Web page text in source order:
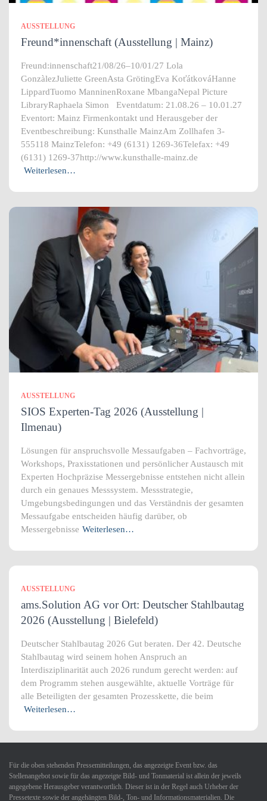
AUSSTELLUNG
Freund*innenschaft (Ausstellung | Mainz)
Freund:innenschaft21/08/26–10/01/27 Lola
GonzàlezJuliette GreenAsta GrötingEva KoťátkováHanne
LippardTuomo ManninenRoxane MbangaNepal Picture
LibraryRaphaela Simon Eventdatum: 21.08.26 – 10.01.27
Eventort: Mainz Firmenkontakt und Herausgeber der
Eventbeschreibung: Kunsthalle MainzAm Zollhafen 3-
555118 MainzTelefon: +49 (6131) 1269-36Telefax: +49
(6131) 1269-37http://www.kunsthalle-mainz.de
Weiterlesen…
AUSSTELLUNG
SIOS Experten-Tag 2026 (Ausstellung |
Ilmenau)
Lösungen für anspruchsvolle Messaufgaben – Fachvorträge,
Workshops, Praxisstationen und persönlicher Austausch mit
Experten Hochpräzise Messergebnisse entstehen nicht allein
durch ein genaues Messsystem. Messstrategie,
Umgebungsbedingungen und das Verständnis der gesamten
Messaufgabe entscheiden häufig darüber, ob
Messergebnisse Weiterlesen…
AUSSTELLUNG
ams.Solution AG vor Ort: Deutscher Stahlbautag
2026 (Ausstellung | Bielefeld)
Deutscher Stahlbautag 2026 Gut beraten. Der 42. Deutsche
Stahlbautag wird seinem hohen Anspruch an
Interdisziplinarität auch 2026 rundum gerecht werden: auf
dem Programm stehen ausgewählte, aktuelle Vorträge für
alle Beteiligten der gesamten Prozesskette, die beim
Weiterlesen…
Für die oben stehenden Pressemitteilungen, das angezeigte Event bzw. das
Stellenangebot sowie für das angezeigte Bild- und Tonmaterial ist allein der jeweils
angegebene Herausgeber verantwortlich. Dieser ist in der Regel auch Urheber der
Pressetexte sowie der angehängten Bild-, Ton- und Informationsmaterialien. Die